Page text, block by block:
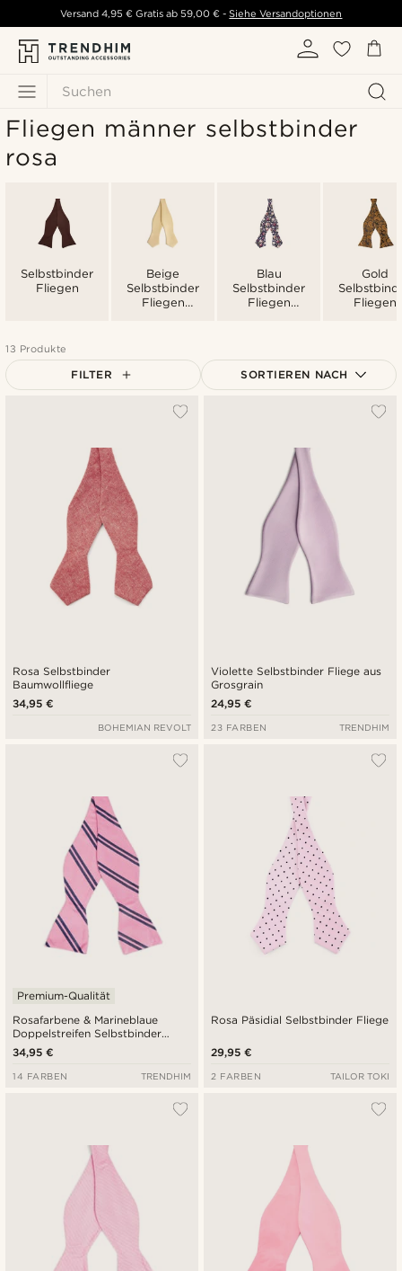
Suchen
Versand 4,95 € Gratis ab 59,00 € - Siehe Versandoptionen
Fliegen männer selbstbinder
rosa
Selbstbinder
Fliegen
Beige
Selbstbinder
Fliegen
Blau
Selbstbinder
Fliegen
Gold
Fliegen
13 Produkte
FILTER SORTIEREN NACH
Niedrigster Preis
Höchster Preis
Rosa Selbstbinder
Baumwollfliege
34,95 €
BOHEMIAN REVOLT
Violette Selbstbinder Fliege aus
Grosgrain
24,95 €
23 FARBEN TRENDHIM
Rosafarbene & Marineblaue
Doppelstreifen Selbstbinder
Seidenfliege
Premium-Qualität
34,95 €
14 FARBEN TRENDHIM
Rosa Päsidial Selbstbinder Fliege
29,95 €
2 FARBEN TAILOR TOKI